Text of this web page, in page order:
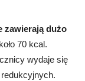
zawierają dużo
70 kcal.
wydaje się